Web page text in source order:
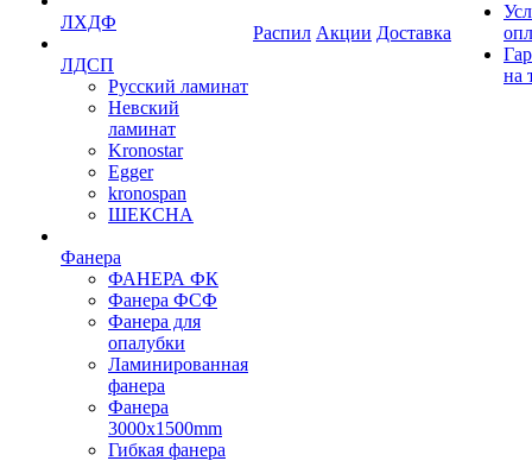
ЛХДФ
ЛДСП
Русский ламинат
Невский
ламинат
Kronostar
Egger
kronospan
ШЕКСНА
Фанера
ФАНЕРА ФК
Фанера ФСФ
Фанера для
опалубки
Ламинированная
фанера
Фанера
3000х1500mm
Гибкая фанера
Распил Акции Доставка
на